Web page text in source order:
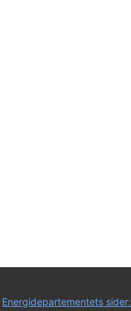
Energidepartementets sider: